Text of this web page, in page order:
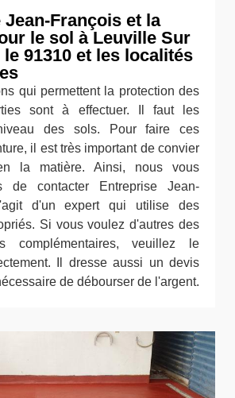
François et la
le sol à Leuville Sur
91310 et les localités
qui permettent la protection des
sont à effectuer. Il faut les
des sols. Pour faire ces
il est très important de convier
la matière. Ainsi, nous vous
de contacter Entreprise Jean-
d'un expert qui utilise des
Si vous voulez d'autres des
complémentaires, veuillez le
Il dresse aussi un devis
de débourser de l'argent.